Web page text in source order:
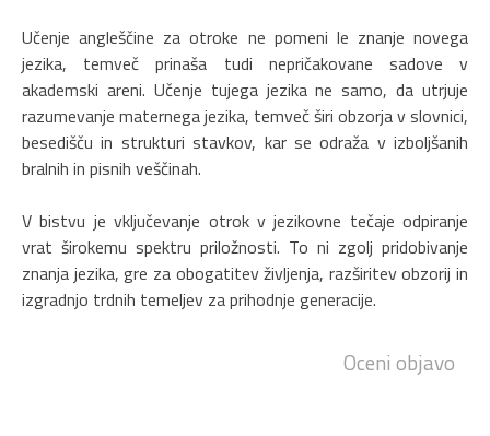
Učenje angleščine za otroke ne pomeni le znanje novega
jezika, temveč prinaša tudi nepričakovane sadove v
akademski areni. Učenje tujega jezika ne samo, da utrjuje
razumevanje maternega jezika, temveč širi obzorja v slovnici,
besedišču in strukturi stavkov, kar se odraža v izboljšanih
bralnih in pisnih veščinah.
V bistvu je vključevanje otrok v jezikovne tečaje odpiranje
vrat širokemu spektru priložnosti. To ni zgolj pridobivanje
znanja jezika, gre za obogatitev življenja, razširitev obzorij in
izgradnjo trdnih temeljev za prihodnje generacije.
Oceni objavo